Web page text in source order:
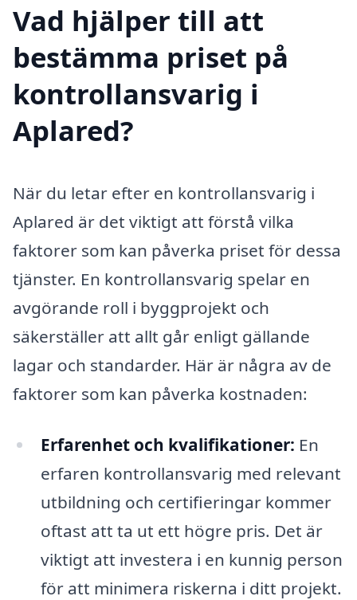
Vad hjälper till att
bestämma priset på
kontrollansvarig i
Aplared?
När du letar efter en kontrollansvarig i
Aplared är det viktigt att förstå vilka
faktorer som kan påverka priset för dessa
tjänster. En kontrollansvarig spelar en
avgörande roll i byggprojekt och
säkerställer att allt går enligt gällande
lagar och standarder. Här är några av de
faktorer som kan påverka kostnaden:
Erfarenhet och kvalifikationer: En
erfaren kontrollansvarig med relevant
utbildning och certifieringar kommer
oftast att ta ut ett högre pris. Det är
viktigt att investera i en kunnig person
för att minimera riskerna i ditt projekt.